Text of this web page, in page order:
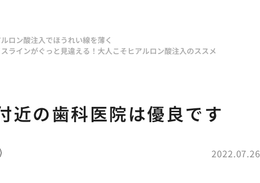
ルロン酸注入でほうれい線を薄く
ラインがぐっと見違える！大人こそヒアルロン酸注入のススメ
近の歯科医院は優良です
2022.07.26